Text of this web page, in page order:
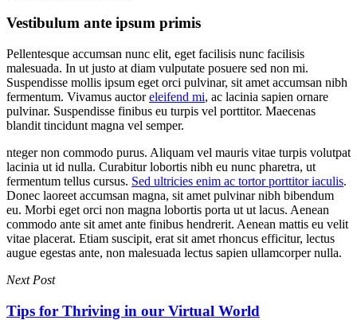
Vestibulum ante ipsum primis
Pellentesque accumsan nunc elit, eget facilisis nunc facilisis
malesuada. In ut justo at diam vulputate posuere sed non mi.
Suspendisse mollis ipsum eget orci pulvinar, sit amet accumsan nibh
fermentum. Vivamus auctoreleifend mi, ac lacinia sapien ornare
pulvinar. Suspendisse finibus eu turpis vel porttitor. Maecenas
blandit tincidunt magna vel semper.
nteger non commodo purus. Aliquam vel mauris vitae turpis volutpat
lacinia ut id nulla. Curabitur lobortis nibh eu nunc pharetra, ut
fermentum tellus cursus. Sed ultricies enim ac tortor porttitor iaculis.
Donec laoreet accumsan magna, sit amet pulvinar nibh bibendum
eu. Morbi eget orci non magna lobortis porta ut ut lacus. Aenean
commodo ante sit amet ante finibus hendrerit. Aenean mattis eu velit
vitae placerat. Etiam suscipit, erat sit amet rhoncus efficitur, lectus
augue egestas ante, non malesuada lectus sapien ullamcorper nulla.
Next Post
Tips for Thriving in our Virtual World